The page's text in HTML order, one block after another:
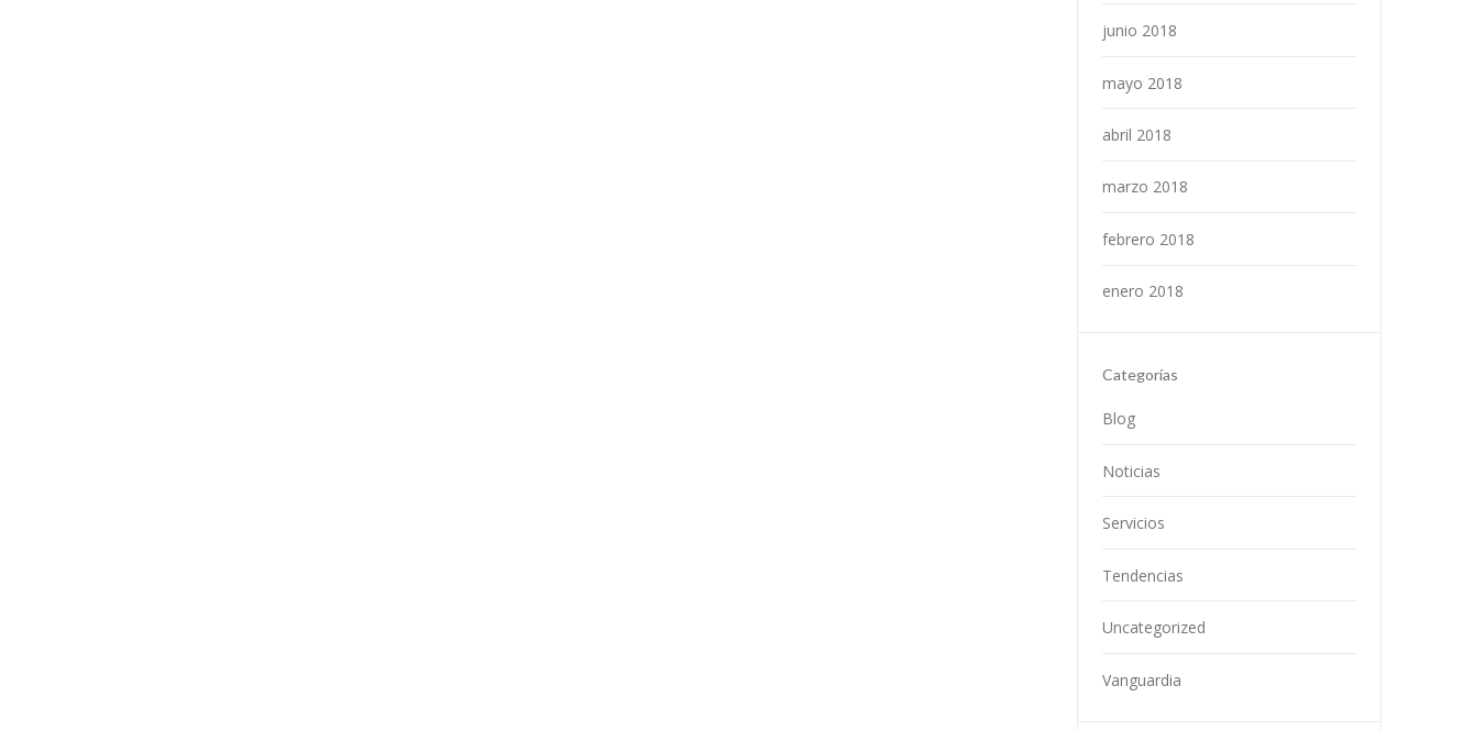
junio 2018
mayo 2018
abril 2018
marzo 2018
febrero 2018
enero 2018
Categorías
Blog
Noticias
Servicios
Tendencias
Uncategorized
Vanguardia